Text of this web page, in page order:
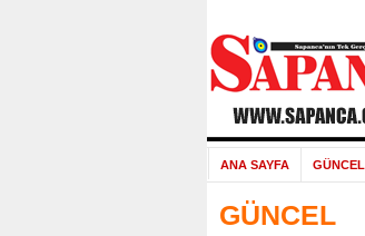
ANA SAYFA GÜNCEL
GÜNCEL